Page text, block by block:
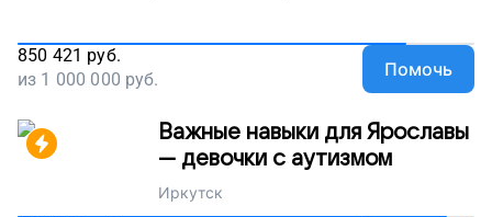
850 421 руб.
из 1 000 000 руб. Помочь
Важные навыки для Ярославы
— девочки с аутизмом
Иркутск